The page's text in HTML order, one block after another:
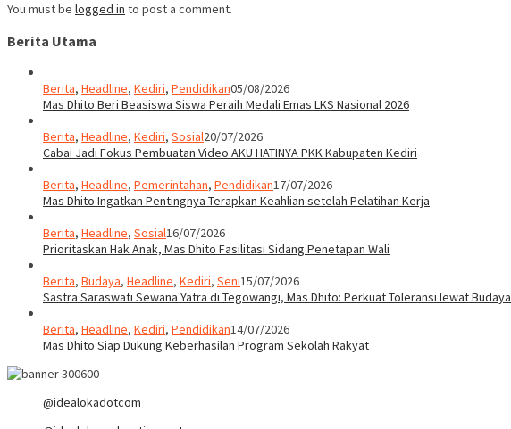
You must be logged in to post a comment.
Berita Utama
Berita, Headline, Kediri, Pendidikan05/08/2026
Mas Dhito Beri Beasiswa Siswa Peraih Medali Emas LKS Nasional 2026
Berita, Headline, Kediri, Sosial20/07/2026
Cabai Jadi Fokus Pembuatan Video AKU HATINYA PKK Kabupaten Kediri
Berita, Headline, Pemerintahan, Pendidikan17/07/2026
Mas Dhito Ingatkan Pentingnya Terapkan Keahlian setelah Pelatihan Kerja
Berita, Headline, Sosial16/07/2026
Prioritaskan Hak Anak, Mas Dhito Fasilitasi Sidang Penetapan Wali
Berita, Budaya, Headline, Kediri, Seni15/07/2026
Sastra Saraswati Sewana Yatra di Tegowangi, Mas Dhito: Perkuat Toleransi lewat Budaya
Berita, Headline, Kediri, Pendidikan14/07/2026
Mas Dhito Siap Dukung Keberhasilan Program Sekolah Rakyat
@idealokadotcom